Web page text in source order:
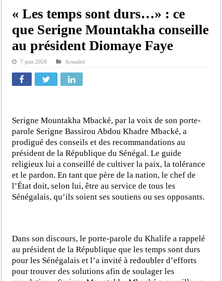
« Les temps sont durs…» : ce
que Serigne Mountakha conseille
au président Diomaye Faye
7 juin 2026 Actualité
Serigne Mountakha Mbacké, par la voix de son porte-
parole Serigne Bassirou Abdou Khadre Mbacké, a
prodigué des conseils et des recommandations au
président de la République du Sénégal. Le guide
religieux lui a conseillé de cultiver la paix, la tolérance
et le pardon. En tant que père de la nation, le chef de
l’État doit, selon lui, être au service de tous les
Sénégalais, qu’ils soient ses soutiens ou ses opposants.
Dans son discours, le porte-parole du Khalife a rappelé
au président de la République que les temps sont durs
pour les Sénégalais et l’a invité à redoubler d’efforts
pour trouver des solutions afin de soulager les